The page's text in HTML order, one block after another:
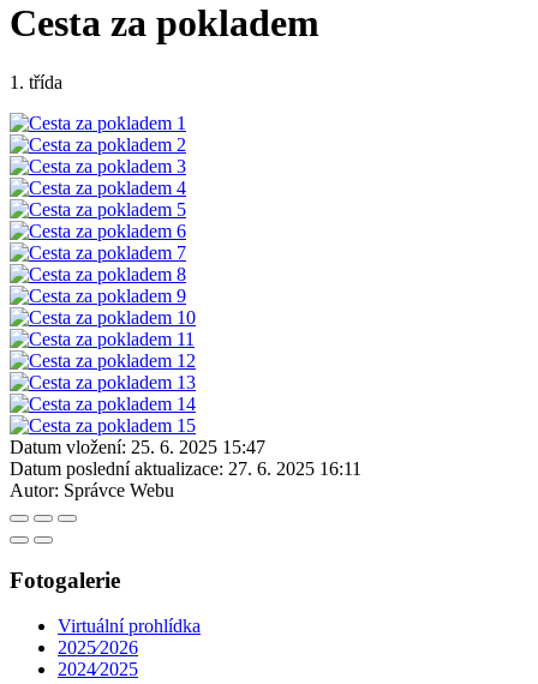
Cesta za pokladem
1. třída
Datum vložení: 25. 6. 2025 15:47
Datum poslední aktualizace: 27. 6. 2025 16:11
Autor: Správce Webu
Fotogalerie
Virtuální prohlídka
2025⁄2026
2024⁄2025